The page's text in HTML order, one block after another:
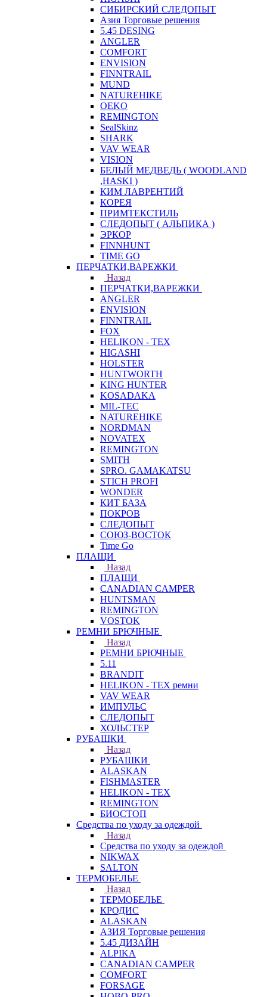
СИБИРСКИЙ СЛЕДОПЫТ
Азия Торговые решения
5.45 DESING
ANGLER
COMFORT
ENVISION
FINNTRAIL
MUND
NATUREHIKE
OEKO
REMINGTON
SealSkinz
SHARK
VAV WEAR
VISION
БЕЛЫЙ МЕДВЕДЬ ( WOODLAND
,HASKI )
КИМ ЛАВРЕНТИЙ
КОРЕЯ
ПРИМТЕКСТИЛЬ
СЛЕДОПЫТ ( АЛЬПИКА )
ЭРКОР
FINNHUNT
TIME GO
ПЕРЧАТКИ,ВАРЕЖКИ
Назад
ПЕРЧАТКИ,ВАРЕЖКИ
ANGLER
ENVISION
FINNTRAIL
FOX
HELIKON - TEX
HIGASHI
HOLSTER
HUNTWORTH
KING HUNTER
KOSADAKA
MIL-TEC
NATUREHIKE
NORDMAN
NOVATEX
REMINGTON
SMITH
SPRO. GAMAKATSU
STICH PROFI
WONDER
КИТ БАЗА
ПОКРОВ
СЛЕДОПЫТ
СОЮЗ-ВОСТОК
Time Go
ПЛАЩИ
Назад
ПЛАЩИ
CANADIAN CAMPER
HUNTSMAN
REMINGTON
VOSTOK
РЕМНИ БРЮЧНЫЕ
Назад
РЕМНИ БРЮЧНЫЕ
5.11
BRANDIT
HELIKON - TEX ремни
VAV WEAR
ИМПУЛЬС
СЛЕДОПЫТ
ХОЛЬСТЕР
РУБАШКИ
Назад
РУБАШКИ
ALASKAN
FISHMASTER
HELIKON - TEX
REMINGTON
БИОСТОП
Средства по уходу за одеждой
Назад
Средства по уходу за одеждой
NIKWAX
SALTON
ТЕРМОБЕЛЬЕ
Назад
ТЕРМОБЕЛЬЕ
КРОДИС
ALASKAN
АЗИЯ Торговые решения
5.45 ДИЗАЙН
ALPIKA
CANADIAN CAMPER
COMFORT
FORSAGE